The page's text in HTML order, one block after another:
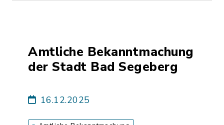
Amtliche Bekanntmachung
der Stadt Bad Segeberg
16.12.2025